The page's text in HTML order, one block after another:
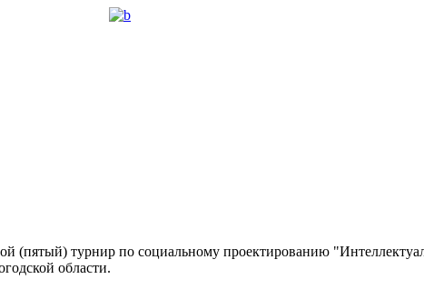
(пятый) турнир по социальному проектированию
области.